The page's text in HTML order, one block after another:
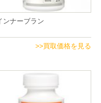
ンナーブラン
>>買取価格を見る